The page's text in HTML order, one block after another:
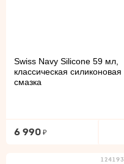
Swiss Navy Silicone 59 мл,
классическая силиконовая
смазка
6 990
124193